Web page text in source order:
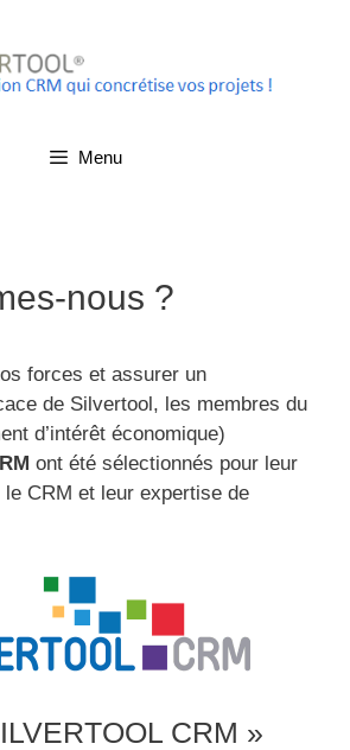
Menu
nous ?
forces et assurer un
de Silvertool, les membres du
d’intérêt économique)
ont été sélectionnés pour leur
CRM et leur expertise de
CRM »